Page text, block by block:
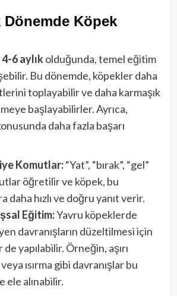
Dönemde Köpek
4-6 aylıkolduğunda, temel eğitim
Bu dönemde, köpekler daha
toplayabilir ve daha karmaşık
başlayabilirler. Ayrıca,
daha fazla başarı
Komutlar:“Yat”, “bırak”, “gel”
öğretilir ve köpek, bu
daha hızlı ve doğru yanıt verir.
Eğitim:Yavru köpeklerde
davranışların düzeltilmesi için
yapılabilir. Örneğin, aşırı
ısırma gibi davranışlar bu
ele alınabilir.